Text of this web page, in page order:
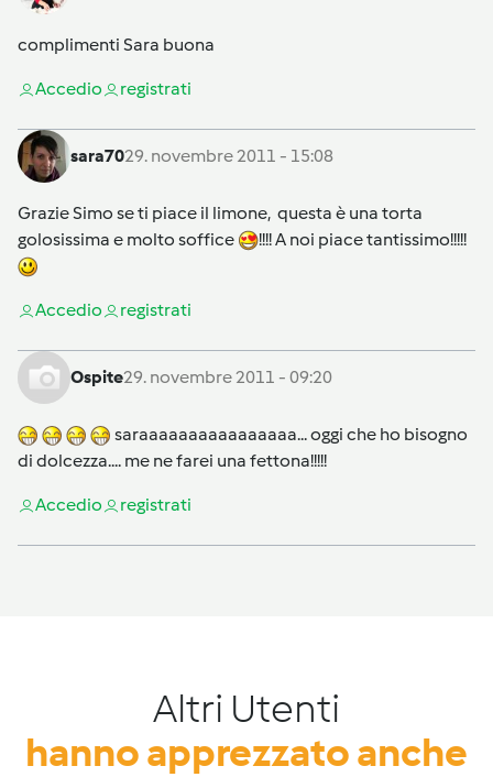
complimenti Sara buona
Accedio registrati
sara7029. novembre 2011 - 15:08
Grazie Simo se ti piace il limone, questa è una torta
golosissima e molto soffice
!!!! A noi piace tantissimo!!!!!
Accedio registrati
Ospite29. novembre 2011 - 09:20
saraaaaaaaaaaaaaaaa... oggi che ho bisogno
di dolcezza.... me ne farei una fettona!!!!!
Accedio registrati
Altri Utenti
hanno apprezzato anche